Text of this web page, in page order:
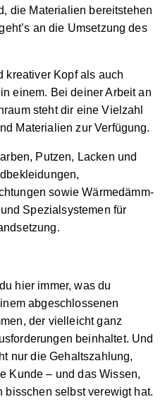
die Materialien bereitstehen
an die Umsetzung des
kreativer Kopf als auch
einem. Bei deiner Arbeit an
steht dir eine Vielzahl
Materialien zur Verfügung.
Putzen, Lacken und
sowie Wärmedämm-
Spezialsystemen für
hier immer, was du
abgeschlossenen
der vielleicht ganz
beinhaltet. Und
nur die Gehaltszahlung,
Kunde – und das Wissen,
bisschen selbst verewigt hat.